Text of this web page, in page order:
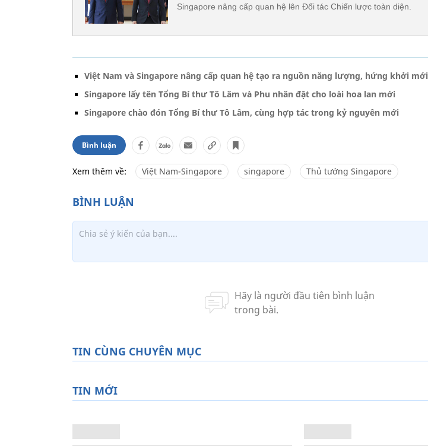
Singapore nâng cấp quan hệ lên Đối tác Chiến lược toàn diện.
Việt Nam và Singapore nâng cấp quan hệ tạo ra nguồn năng lượng, hứng khởi mới
Singapore lấy tên Tổng Bí thư Tô Lâm và Phu nhân đặt cho loài hoa lan mới
Singapore chào đón Tổng Bí thư Tô Lâm, cùng hợp tác trong kỷ nguyên mới
Bình luận
Xem thêm về: Việt Nam-Singapore singapore Thủ tướng Singapore
TIN CÙNG CHUYÊN MỤC
TIN MỚI